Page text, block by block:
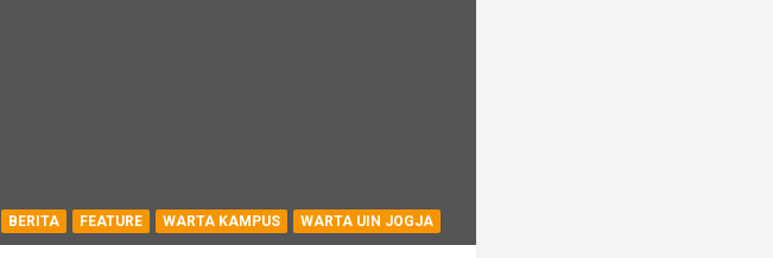
BERITA FEATURE WARTA KAMPUS WARTA UIN JOGJA